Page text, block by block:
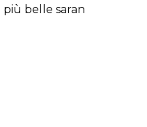
più belle saran